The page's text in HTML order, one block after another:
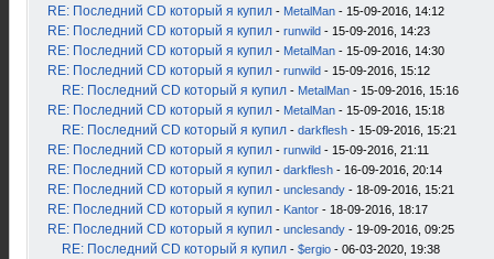
RE: Последний CD который я купил - MetalMan - 15-09-2016, 14:12
RE: Последний CD который я купил - runwild - 15-09-2016, 14:23
RE: Последний CD который я купил - MetalMan - 15-09-2016, 14:30
RE: Последний CD который я купил - runwild - 15-09-2016, 15:12
RE: Последний CD который я купил - MetalMan - 15-09-2016, 15:16
RE: Последний CD который я купил - MetalMan - 15-09-2016, 15:18
RE: Последний CD который я купил - darkflesh - 15-09-2016, 15:21
RE: Последний CD который я купил - runwild - 15-09-2016, 21:11
RE: Последний CD который я купил - darkflesh - 16-09-2016, 20:14
RE: Последний CD который я купил - unclesandy - 18-09-2016, 15:21
RE: Последний CD который я купил - Kantor - 18-09-2016, 18:17
RE: Последний CD который я купил - unclesandy - 19-09-2016, 09:25
RE: Последний CD который я купил - $ergio - 06-03-2020, 19:38